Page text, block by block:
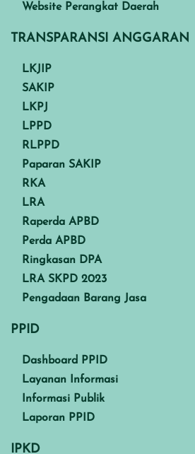
Website Perangkat Daerah
TRANSPARANSI ANGGARAN
LKJIP
SAKIP
LKPJ
LPPD
RLPPD
Paparan SAKIP
RKA
LRA
Raperda APBD
Perda APBD
Ringkasan DPA
LRA SKPD 2023
Pengadaan Barang Jasa
PPID
Dashboard PPID
Layanan Informasi
Informasi Publik
Laporan PPID
IPKD